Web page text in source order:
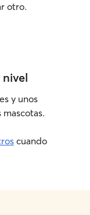
otro.
y unos
cuando